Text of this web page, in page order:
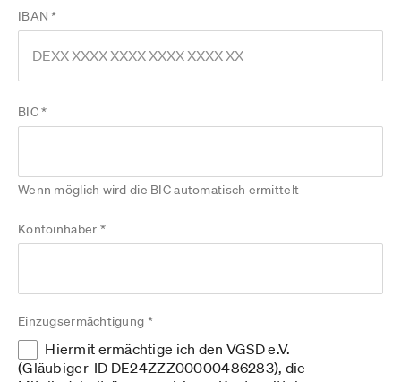
IBAN *
BIC *
Wenn möglich wird die BIC automatisch ermittelt
Kontoinhaber *
Einzugsermächtigung *
Hiermit ermächtige ich den VGSD e.V.
(Gläubiger-ID DE24ZZZ00000486283), die